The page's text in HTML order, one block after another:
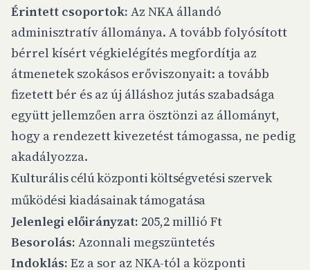
Érintett csoportok: Az NKA állandó
adminisztratív állománya. A tovább folyósított
bérrel kísért végkielégítés megfordítja az
átmenetek szokásos erőviszonyait: a tovább
fizetett bér és az új álláshoz jutás szabadsága
együtt jellemzően arra ösztönzi az állományt,
hogy a rendezett kivezetést támogassa, ne pedig
akadályozza.
Kulturális célú központi költségvetési szervek
működési kiadásainak támogatása
Jelenlegi előirányzat: 205,2 millió Ft
Besorolás: Azonnali megszüntetés
Indoklás: Ez a sor az NKA-tól a központi